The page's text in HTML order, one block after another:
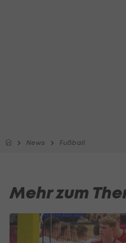
News Fußball
Mehr zum